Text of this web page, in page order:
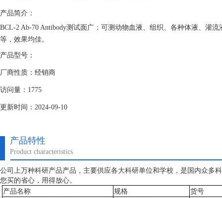
产品简介：
BCL-2 Ab-70 Antibody测试面广：可测动物血液、组织、各种体液、灌
等，效果均佳。
产品型号：
厂商性质：经销商
访问量：1775
更新时间：2024-09-10
产品特性
Product characteristics
公司上万种科研产品产品，主要供应各大科研单位和学校，是国内众多
您买的省心，用得放心。
产品名称
规格
货号